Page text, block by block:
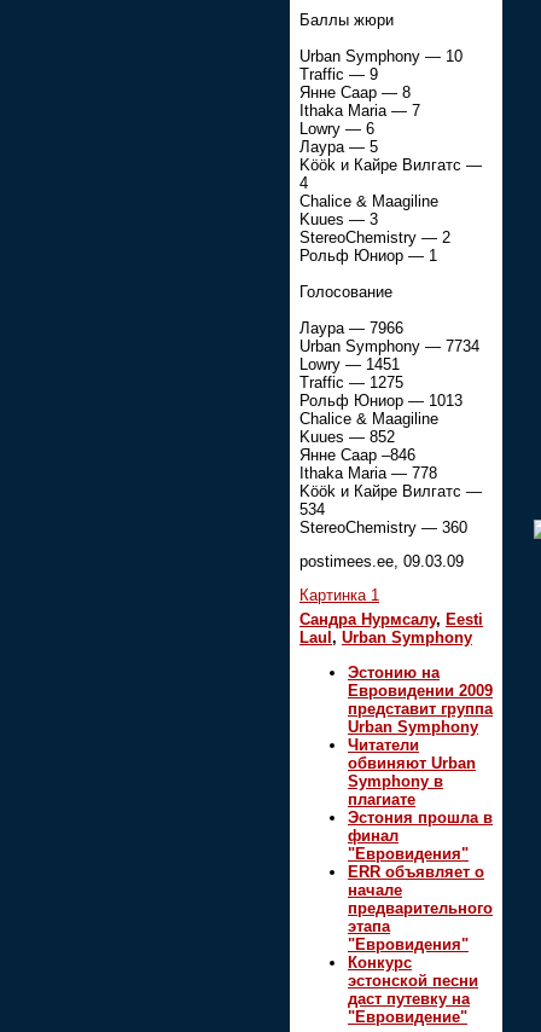
Баллы жюри
Urban Symphony — 10
Traffic — 9
Янне Саар — 8
Ithaka Maria — 7
Lowry — 6
Лаура — 5
Köök и Кайре Вилгатс —
4
Chalice & Maagiline
Kuues — 3
StereoChemistry — 2
Рольф Юниор — 1
Голосование
Лаура — 7966
Urban Symphony — 7734
Lowry — 1451
Traffic — 1275
Рольф Юниор — 1013
Chalice & Maagiline
Kuues — 852
Янне Саар –846
Ithaka Maria — 778
Köök и Кайре Вилгатс —
534
StereoChemistry — 360
postimees.ee, 09.03.09
Картинка 1
Сандра Нурмсалу, Eesti
Laul , Urban Symphony
Эстонию на
Евровидении 2009
представит группа
Urban Symphony
Читатели
обвиняют Urban
Symphony в
плагиате
Эстония прошла в
финал
"Евровидения"
ERR объявляет о
начале
предварительного
этапа
"Евровидения"
Конкурс
эстонской песни
даст путевку на
"Евровидение"